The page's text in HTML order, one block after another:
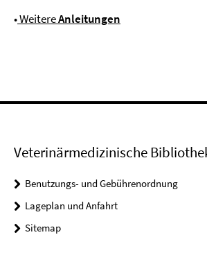
•WeitereAnleitungen
Veterinärmedizinische
Benutzungs- und Gebührenordnung
Lageplan und Anfahrt
Sitemap